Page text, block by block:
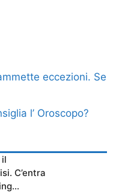
eccezioni. Se
l’ Oroscopo?
C’entra